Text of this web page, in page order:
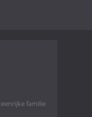
familie